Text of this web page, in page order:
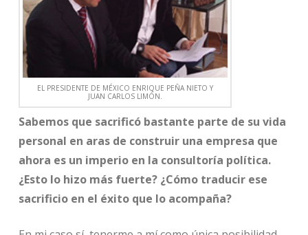
EL PRESIDENTE DE MÉXICO ENRIQUE PEÑA NIETO Y
JUAN CARLOS LIMÓN.
Sabemos que sacrificó bastante parte de su vida
personal en aras de construir una empresa que
ahora es un imperio en la consultoría política.
¿Esto lo hizo más fuerte? ¿Cómo traducir ese
sacrificio en el éxito que lo acompaña?